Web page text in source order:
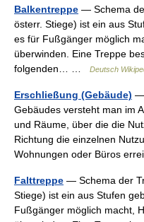
Balkentreppe — Schema
österr. Stiege) ist ein aus
es für Fußgänger möglich
überwinden. Eine Treppe
folgenden… …
Deutsch
Erschließung (Gebäude) —
Gebäudes versteht man im
und Räume, über die die
Richtung die einzelnen
Wohnungen oder Büros
Falttreppe — Schema der
Stiege) ist ein aus Stufen
Fußgänger möglich macht,